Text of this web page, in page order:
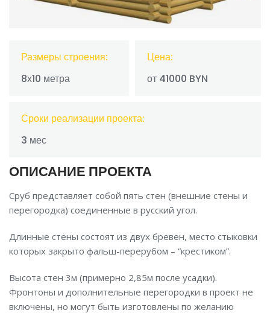
Размеры строения:
8х10 метра
Цена:
от 41000 BYN
Сроки реализации проекта:
3 мес
ОПИСАНИЕ ПРОЕКТА
Сруб представляет собой пять стен (внешние стены и
перегородка) соединенные в русский угол.
Длинные стены состоят из двух бревен, место стыковки
которых закрыто фальш-перерубом – “крестиком”.
Высота стен 3м (примерно 2,85м после усадки).
Фронтоны и дополнительные перегородки в проект не
включены, но могут быть изготовлены по желанию